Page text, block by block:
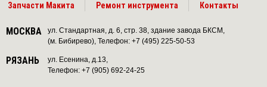
Запчасти Макита Ремонт инструмента Контакты
МОСКВА
ул. Стандартная, д. 6, стр. 38, здание завода БКСМ,
(м. Бибирево), Телефон: +7 (495) 225-50-53
РЯЗАНЬ
ул. Есенина, д.13,
Телефон: +7 (905) 692-24-25